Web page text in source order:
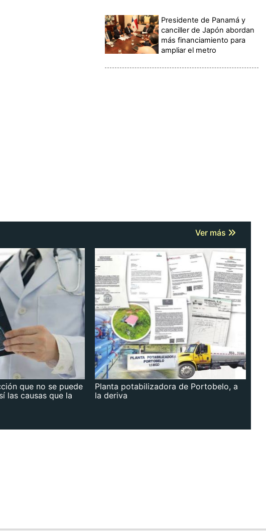
Presidente de Panamá y
canciller de Japón abordan
más financiamiento para
ampliar el metro
Ver más
que no se puede
las causas que la
Planta potabilizadora de Portobelo, a
la deriva